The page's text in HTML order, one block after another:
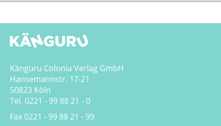
Känguru Colonia Verlag GmbH
Hansemannstr. 17-21
50823 Köln
Tel. 0221 - 99 88 21 - 0
Fax 0221 - 99 88 21 - 99